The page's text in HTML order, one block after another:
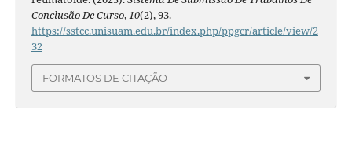
Conclusão De Curso,10(2), 93.
https://sstcc.unisuam.edu.br/index.php/ppgcr/article/view/2
32
FORMATOS DE CITAÇÃO